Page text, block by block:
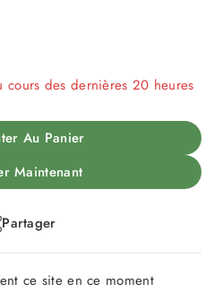
Au Panier
Maintenant
Partager
ce site en ce moment